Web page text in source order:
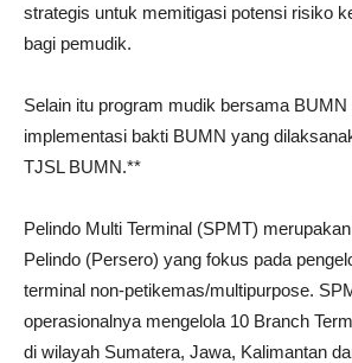
strategis untuk memitigasi potensi risiko
bagi pemudik.
Selain itu program mudik bersama
implementasi bakti BUMN yang
TJSL BUMN.**
Pelindo Multi Terminal (SPMT)
Pelindo (Persero) yang fokus pada
terminal non-petikemas/multipurpose.
operasionalnya mengelola 10 Branch
di wilayah Sumatera, Jawa, Kalimantan